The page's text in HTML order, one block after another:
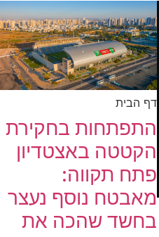
דף הבית
התפתחות בחקירת
הקטטה באצטדיון
פתח תקווה:
מאבטח נוסף נעצר
בחשד שהכה את